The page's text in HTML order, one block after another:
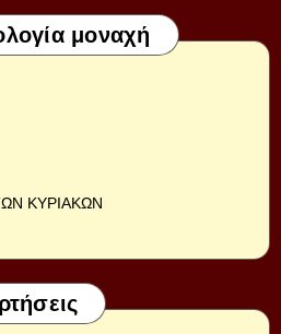
μοναχή
ΚΥΡΙΑΚΩΝ